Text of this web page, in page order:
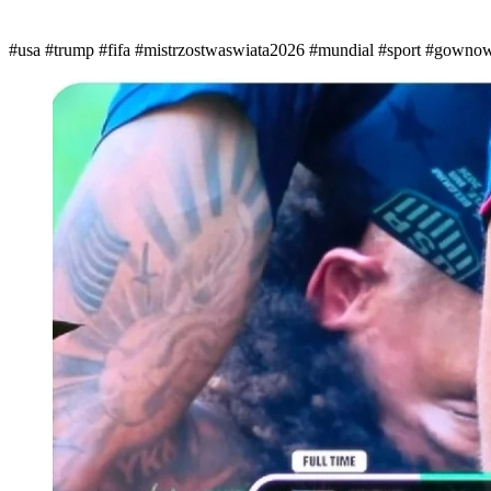
#usa #trump #fifa #mistrzostwaswiata2026 #mundial #sport